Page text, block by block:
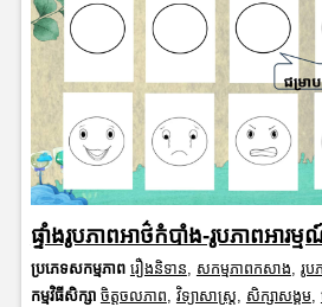
ផ្ទាំងរូបភាពអាថ៌កំបាំង-រូបភាពអារម្
ប្រភេទសកម្មភាព រឿងនិទាន, សកម្មភាពកសាង, រូប
កម្មវិធីសិក្សា ចិត្តចលភាព, វិទ្យាសាស្រ្ត, សិក្សាសង្គម,